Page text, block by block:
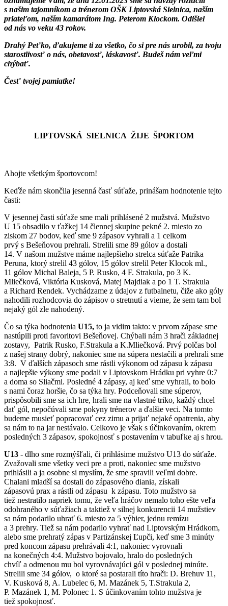
s našim tajomníkom a trénerom OŠK Liptovská Sielnica, naším
priateľom, naším kamarátom Ing. Peterom Klockom. Odišiel
od nás vo veku 43 rokov.
Drahý Peťko, ďakujeme ti za všetko, čo si pre nás urobil, za tvoju
starostlivosť o nás, obetavosť, láskavosť. Budeš nám veľmi
chýbať.
Česť tvojej pamiatke!
LIPTOVSKÁ SIELNICA ŽIJE ŠPORTOM
Ahojte všetkým športovcom!
Keďže nám skončila jesenná časť súťaže, prinášam hodnotenie tejto
časti:
V jesennej časti súťaže sme mali prihlásené 2 mužstvá. Mužstvo
U 15 obsadilo v ťažkej 14 člennej skupine pekné 2. miesto zo
ziskom 27 bodov, keď sme 9 zápasov vyhrali a 1 celkom
prvý s Bešeňovou prehrali. Strelili sme 89 gólov a dostali
14. V našom mužstve máme najlepšieho strelca súťaže Patrika
Peruna, ktorý strelil 43 gólov, 15 gólov strelil Peter Klocok ml.,
11 gólov Michal Baleja, 5 P. Rusko, 4 F. Strakula, po 3 K.
Mliečková, Viktória Kusková, Matej Majdiak a po 1 T. Strakula
a Richard Rendek. Vychádzame z údajov z futbalnetu, čiže ako góly
nahodili rozhodcovia do zápisov o stretnutí a vieme, že sem tam bol
nejaký gól zle nahodený.
Čo sa týka hodnotenia U15, to ja vidim takto: v prvom zápase sme
nastúpili proti favoritovi Bešeňovej. Chýbali nám 3 hrači základnej
zostavy, Patrik Rusko, F.Strakula a K.Mliečková. Prvý polčas bol
z našej strany dobrý, nakoniec sme na súpera nestačili a prehrali sme
3:8. V ďalších zápasoch sme rástli výkonom od zápasu k zápasu
a najlepšie výkony sme podali v Liptovskom Hrádku pri vyhre 0:7
a doma so Sliačmi. Posledné 4 zápasy, aj keď sme vyhrali, to bolo
s nami čoraz horšie, čo sa týka hry. Podceňovali sme súperov,
prispôsobili sme sa ich hre, hrali sme na vlastné triko, každý chcel
dať gól, nepočúvali sme pokyny trénerov a ďalšie veci. Na tomto
budeme musieť popracovať cez zimu a prijať nejaké opatrenia, aby
sa nám to na jar nestávalo. Celkovo je však s účinkovaním, okrem
posledných 3 zápasov, spokojnosť s postavením v tabuľke aj s hrou.
U13 - dlho sme rozmýšľali, či prihlásime mužstvo U13 do súťaže.
Zvažovali sme všetky veci pre a proti, nakoniec sme mužstvo
prihlásili a ja osobne si myslím, že sme spravili veľmi dobre.
Chalani mladší sa dostali do zápasového diania, získali
zápasovú prax a rástli od zápasu k zápasu. Toto mužstvo sa
tiež nestratilo napriek tomu, že veľa hráčov nemalo toho ešte veľa
odohraného v súťažiach a taktiež v silnej konkurencii 14 mužstiev
sa nám podarilo uhrať 6. miesto za 5 výhier, jednu remízu
a 3 prehry. Tiež sa nám podarilo vyhrať nad Liptovským Hrádkom,
alebo sme prehratý zápas v Partizánskej Ľupči, keď sme 3 minúty
pred koncom zápasu prehrávali 4:1, nakoniec vyrovnali
na konečných 4:4. Mužstvo bojovalo, hralo do posledných
chvíľ a odmenou mu bol vyrovnávajúci gól v poslednej minúte.
Strelili sme 34 gólov, o ktoré sa postarali títo hrači: D. Brehuv 11,
V. Kusková 8, A. Lubelec 6, M. Mazánek 5, T.Strakula 2,
P. Mazánek 1, M. Polonec 1. S účinkovaním tohto mužstva je
tiež spokojnosť.